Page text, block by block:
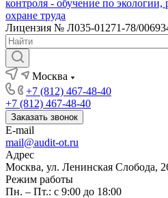
Лицензия № Л035-01271-78/
Москва
+7 (812) 467-48-40
+7 (812) 467-48-40
Заказать звонок
E-mail
mail@audit-ot.ru
Адрес
Москва, ул. Ленинская Слобода,
Режим работы
Пн. – Пт.: с 9:00 до 18:00